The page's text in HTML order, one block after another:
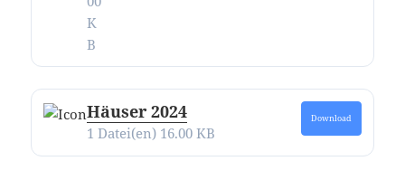
K
B
Häuser 2024
1 Datei(en) 16.00 KB
Download